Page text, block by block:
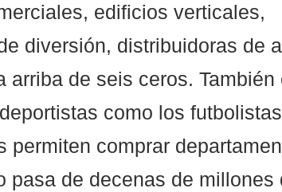
edificios verticales,
diversión, distribuidoras de
arriba de seis ceros. También
como los
permiten comprar
pasa de decenas de millones